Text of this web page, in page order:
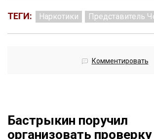
ТЕГИ: Наркотики Представитель
Комментировать
Бастрыкин поручил
организовать проверку